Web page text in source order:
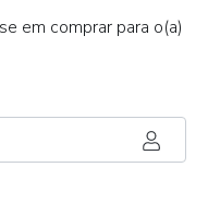
em comprar para o(a)